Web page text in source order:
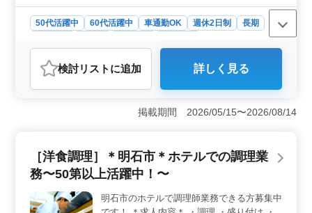
50代活躍中 60代活躍中 車通勤OK 週休2日制
長期
調理師・調理補助・スタッフ
おすすめポイント
＜勤務環境＞ 姫路市のホテルで調理師スタッフ募
集！ 充実した福利厚生で、社会保険完備です。 経験
豊富な50代、60代の方も活躍中。若手に経験を伝えるチ
フバランスの確保もできます。 ＜アクセス便利＞
ホテルは姫路市に位置し、姫路駅からのアクセスも可
検討リスト に追加 詳しく見る
掲載期間 2026/05/15〜2026/08/14
［洋食調理］＊明石市＊ホテルでの調理業
務〜50第以上活躍中！〜
明石市のホテルで調理師業務できる方募集中